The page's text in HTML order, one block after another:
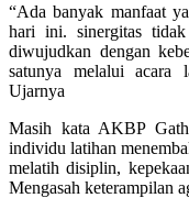
“Ada banyak manfaat
hari ini. sinergitas
diwujudkan dengan
satunya melalui acara
Ujarnya
Masih kata AKBP
individu latihan
melatih disiplin,
Mengasah keterampilan